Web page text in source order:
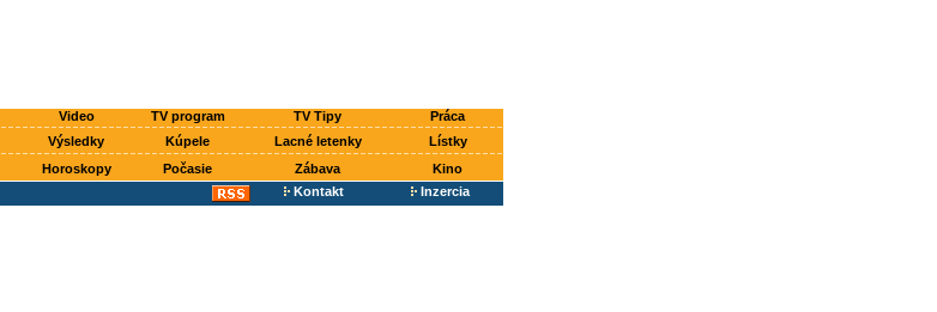
Video TV program TV Tipy
Práca
Výsledky Kúpele Lacné letenky
Lístky
Horoskopy Počasie Zábava
Kino
Kontakt Inzercia